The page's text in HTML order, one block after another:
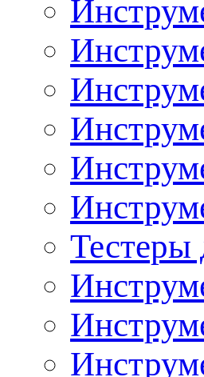
Тестеры